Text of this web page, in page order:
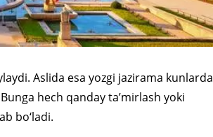
Aslida esa yozgi jazirama kunlarda
hech qanday ta’mirlash yoki
bo‘ladi.